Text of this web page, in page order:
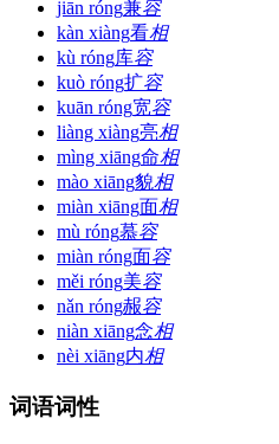
jiān róng兼容
kàn xiàng看相
kù róng库容
kuò róng扩容
kuān róng宽容
liàng xiàng亮相
mìng xiāng命相
mào xiāng貌相
miàn xiāng面相
mù róng慕容
miàn róng面容
měi róng美容
nǎn róng赧容
niàn xiāng念相
nèi xiāng内相
词语词性